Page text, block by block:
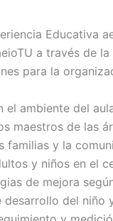
Educativa
a través de
para la
el ambiente del
maestros de las
familias y la
y niños en el
de mejora
del niño